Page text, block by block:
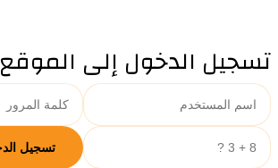
تسجيل الدخول إلى الموقع